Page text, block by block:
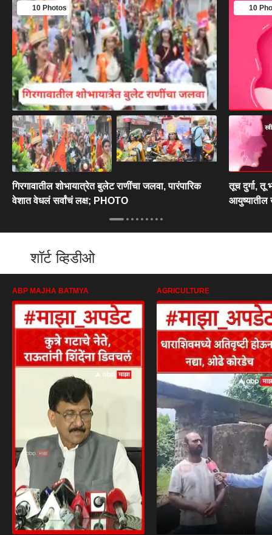
10 Photos
गिरगावातील शोभायात्रेत बुलेट राणींचा जलवा, पारंपारिक
वेशात वेधलं सर्वांचं लक्ष; PHOTO
10
तूच दुर्गा, तू
आयुष्यातील
शॉर्ट व्हिडीओ
ABP MAJHA BATMYA AGRICULTURE